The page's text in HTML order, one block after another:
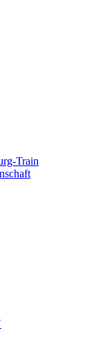
Train